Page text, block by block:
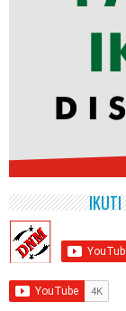
IKUTI